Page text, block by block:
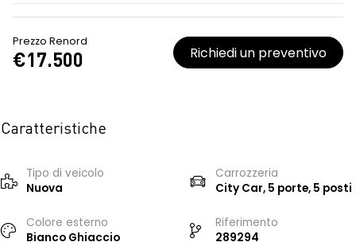
Prezzo Renord
€17.500 Richiedi un preventivo
Caratteristiche
Tipo di veicolo
Nuova
Carrozzeria
City Car, 5 porte, 5 posti
Colore esterno
Bianco Ghiaccio
Riferimento
289294